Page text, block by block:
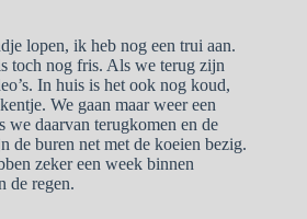
lopen, ik heb nog een trui aan.
toch nog fris. Als we terug zijn
In huis is het ook nog koud,
We gaan maar weer een
we daarvan terugkomen en de
de buren net met de koeien bezig.
zeker een week binnen
de regen.